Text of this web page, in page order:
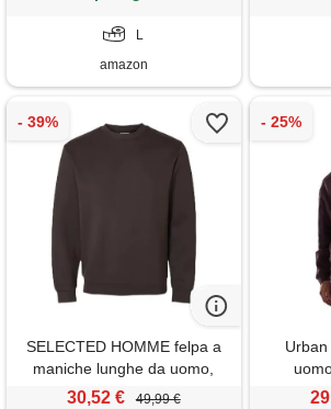
L
amazon
SELECTED HOMME felpa a
maniche lunghe da uomo,
torta al cioccolato, xl
30,52 € 49,99 €